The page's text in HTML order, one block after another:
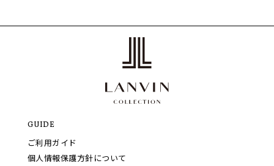
GUIDE
ご利用ガイド
個人情報保護方針について